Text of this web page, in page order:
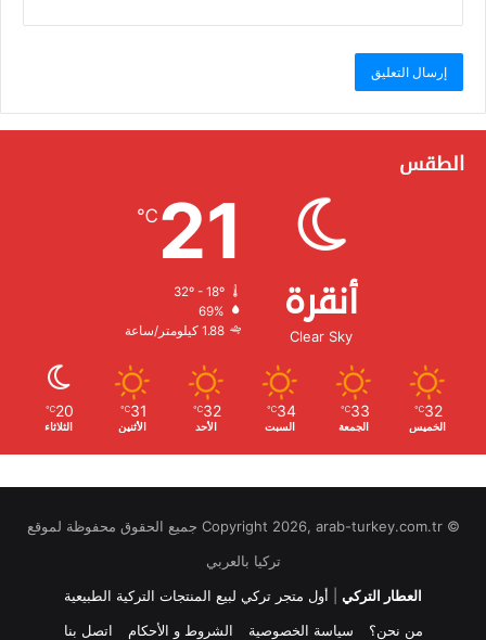
الطقس
أنقرة
Clear Sky
21
℃
32º - 18º
الرطوبة:
الرياح:1.88 كيلومتر/ساعة
32
℃
الخميس
33
℃
الجمعة
34
℃
السبت
32
℃
الأحد
31
℃
الأثنين
20
℃
الثلاثاء
© Copyright 2026, arab-turkey.com.tr جميع الحقوق محفوظة لموقع
تركيا بالعربي
العطار التركي
أول متجر تركي لبيع المنتجات التركية الطبيعية
من نحن؟
سياسة الخصوصية الشروط و الأحكام اتصل بنا